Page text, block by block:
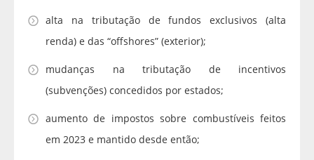
alta na tributação de fundos exclusivos (alta
renda) e das “offshores” (exterior);
mudanças na tributação de incentivos
(subvenções) concedidos por estados;
aumento de impostos sobre combustíveis feitos
em 2023 e mantido desde então;